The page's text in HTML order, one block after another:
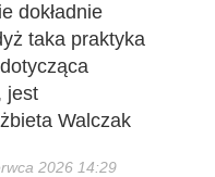
dokładnie
taka praktyka
jest
Walczak
2026 14:29